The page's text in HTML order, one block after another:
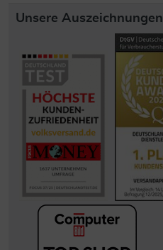
Unsere Auszeichnungen